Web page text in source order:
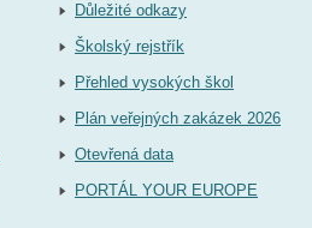
Důležité odkazy
Školský rejstřík
Přehled vysokých škol
Plán veřejných zakázek 2026
Otevřená data
PORTÁL YOUR EUROPE